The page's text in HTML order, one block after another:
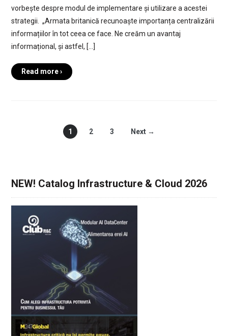
vorbește despre modul de implementare și utilizare a acestei
strategii. „Armata britanică recunoaște importanța centralizării
informațiilor în tot ceea ce face. Ne creăm un avantaj
informațional, și astfel, […]
Read more ›
1 2 3 Next →
NEW! Catalog Infrastructure & Cloud 2026